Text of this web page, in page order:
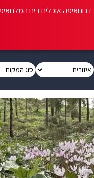
איפה אוכלים בים המלח